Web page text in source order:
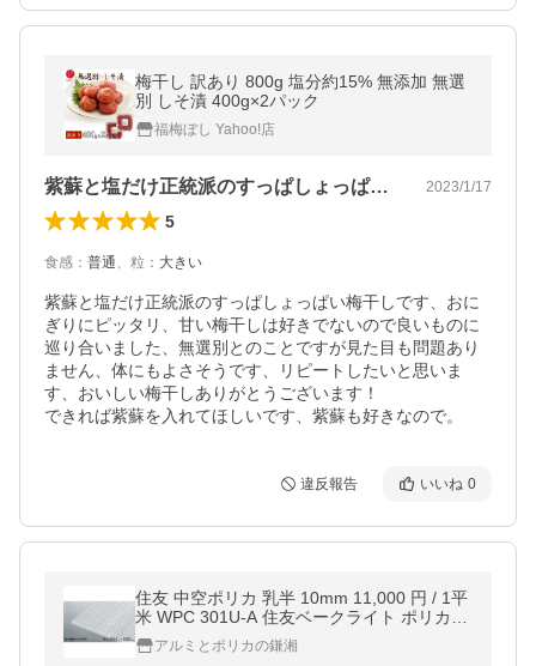
梅干し 訳あり 800g 塩分約15% 無添加 無選
別 しそ漬 400g×2パック
福梅ぼし Yahoo!店
紫蘇と塩だけ正統派のすっぱしょっぱい梅… 2023/1/17
5
食感 ： 普通、 粒 ： 大きい
紫蘇と塩だけ正統派のすっぱしょっぱい梅干しです、おに
ぎりにピッタリ、甘い梅干しは好きでないので良いものに
巡り合いました、無選別とのことですが見た目も問題あり
ません、体にもよさそうです、リピートしたいと思いま
す、おいしい梅干しありがとうございます！
できれば紫蘇を入れてほしいです、紫蘇も好きなので。
違反報告 いいね 0
住友 中空ポリカ 乳半 10mm 11,000 円 / 1平
米 WPC 301U-A 住友ベークライト ポリカツ
イン ポリカボネート 板 ペアカーボ ツインカ
ーボ 同等 納期指定・置き配可
アルミとポリカの鎌湘